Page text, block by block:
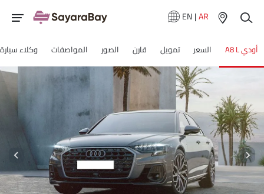
EN|AR
أودي A8 L السعر تمويل قارن الصور المواصفات وكلاء سيارة